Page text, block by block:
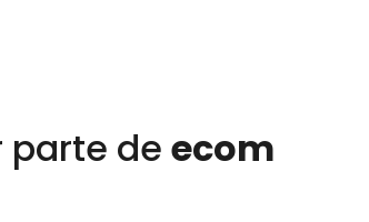
parte de ecom